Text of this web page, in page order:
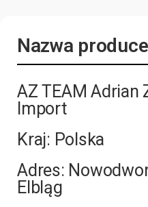
Nazwa
AZ TEAM Adrian
Import
Kraj: Polska
Adres:
Elbląg